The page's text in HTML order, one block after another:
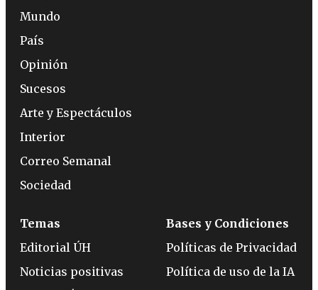
Mundo
País
Opinión
Sucesos
Arte y Espectáculos
Interior
Correo Semanal
Sociedad
Temas
Editorial ÚH
Noticias positivas
Bases y Condiciones
Políticas de Privacidad
Política de uso de la IA